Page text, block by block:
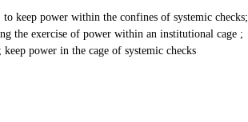
keep power within the confines of systemic checks;
the exercise of power within an institutional cage ;
power in the cage of systemic checks